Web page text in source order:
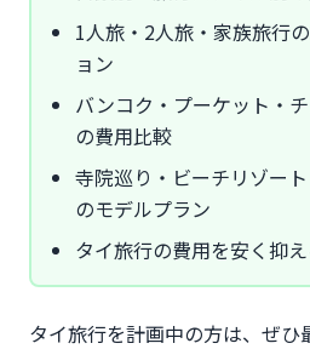
1人旅・2人旅・家族旅行
ョン
バンコク・プーケット・
の費用比較
寺院巡り・ビーチリゾー
のモデルプラン
タイ旅行の費用を安く抑
タイ旅行を計画中の方は、ぜひ